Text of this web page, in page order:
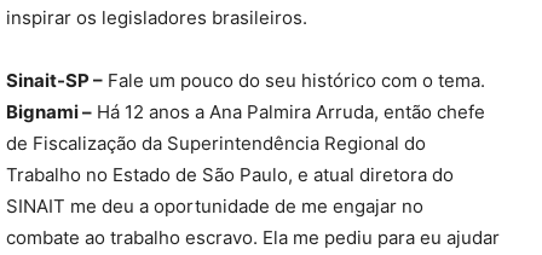
inspirar os legisladores brasileiros.
Sinait-SP – Fale um pouco do seu histórico com o tema.
Bignami – Há 12 anos a Ana Palmira Arruda, então chefe
de Fiscalização da Superintendência Regional do
Trabalho no Estado de São Paulo, e atual diretora do
SINAIT me deu a oportunidade de me engajar no
combate ao trabalho escravo. Ela me pediu para eu ajudar